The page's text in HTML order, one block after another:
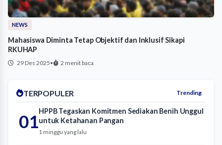
NEWS
Mahasiswa Diminta Tetap Objektif dan Inklusif Sikapi
RKUHAP
29 Des 2025• 2 menit baca
TERPOPULER Trending
01HPPB Tegaskan Komitmen Sediakan Benih Unggul
untuk Ketahanan Pangan
1 minggu yang lalu